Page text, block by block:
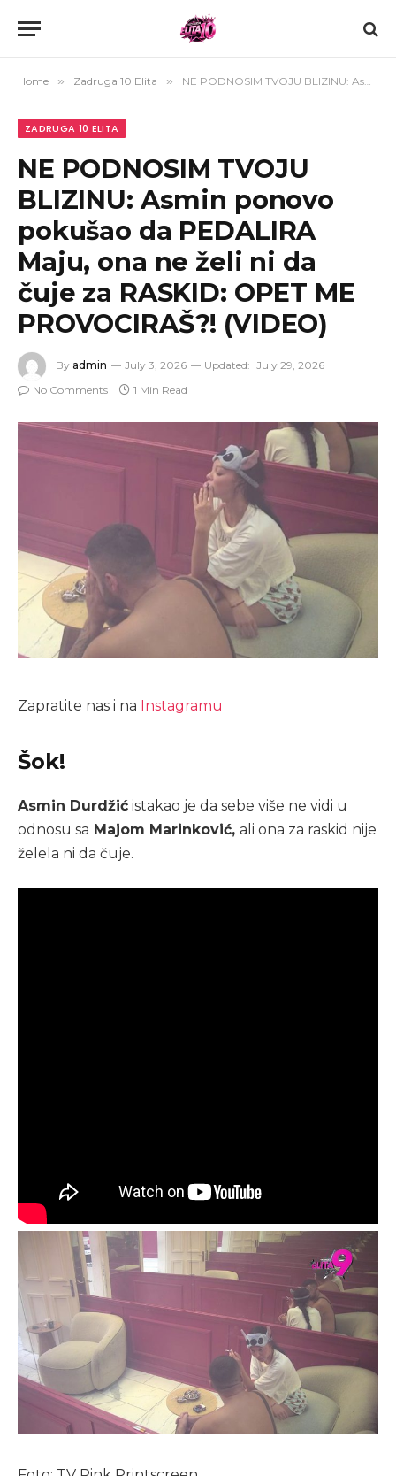
Home » Zadruga 10 Elita » NE PODNOSIM TVOJU BLIZINU: Asmin ponovo pokušao da PEDALIRA Maju, ona ne želi ni da čuje za RASKID: OPET ME PROVOCIRAŠ?! (VIDEO)
ZADRUGA 10 ELITA
NE PODNOSIM TVOJU
BLIZINU: Asmin ponovo
pokušao da PEDALIRA
Maju, ona ne želi ni da
čuje za RASKID: OPET ME
PROVOCIRAŠ?! (VIDEO)
By admin July 3, 2026 Updated: July 29, 2026
No Comments
1 Min Read
Zapratite nas i na Instagramu
Šok!
Asmin Durdžić istakao je da sebe više ne vidi u
odnosu sa Majom Marinković, ali ona za raskid nije
želela ni da čuje.